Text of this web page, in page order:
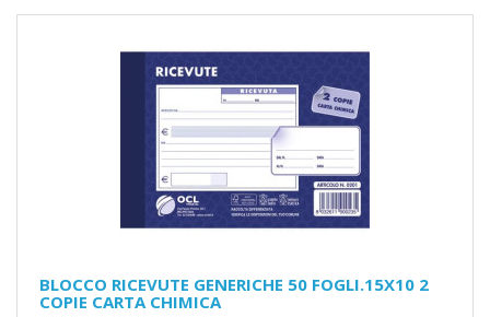
BLOCCO RICEVUTE GENERICHE 50 FOGLI.15X10 2
COPIE CARTA CHIMICA